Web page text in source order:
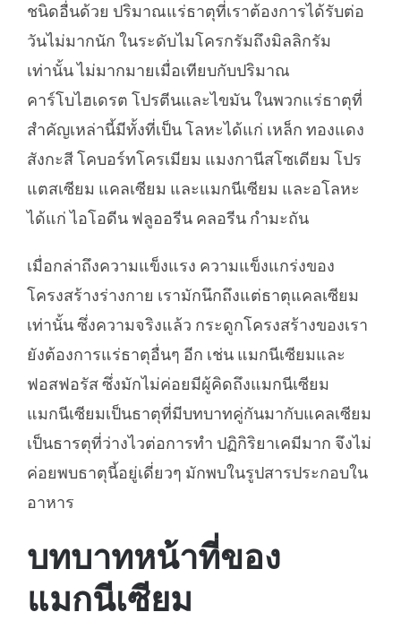
ชนิดอื่นด้วย ปริมาณแร่ธาตุที่เราต้องการได้รับต่อ
วันไม่มากนัก ในระดับไมโครกรัมถึงมิลลิกรัม
เท่านั้น ไม่มากมายเมื่อเทียบกับปริมาณ
คาร์โบไฮเดรต โปรตีนและไขมัน ในพวกแร่ธาตุที่
สำคัญเหล่านี้มีทั้งที่เป็น โลหะได้แก่ เหล็ก ทองแดง
สังกะสี โคบอร์ทโครเมียม แมงกานีสโซเดียม โปร
แตสเซียม แคลเซียม และแมกนีเซียม และอโลหะ
ได้แก่ ไอโอดีน ฟลูออรีน คลอรีน กำมะถัน
เมื่อกล่าถึงความแข็งแรง ความแข็งแกร่งของ
โครงสร้างร่างกาย เรามักนึกถึงแต่ธาตุแคลเซียม
เท่านั้น ซึ่งความจริงแล้ว กระดูกโครงสร้างของเรา
ยังต้องการแร่ธาตุอื่นๆ อีก เช่น แมกนีเซียมและ
ฟอสฟอรัส ซึ่งมักไม่ค่อยมีผู้คิดถึงแมกนีเซียม
แมกนีเซียมเป็นธาตุที่มีบทบาทคู่กันมากับแคลเซียม
เป็นธารตุที่ว่างไวต่อการทำ ปฏิกิริยาเคมีมาก จึงไม่
ค่อยพบธาตุนี้อยู่เดี่ยวๆ มักพบในรูปสารประกอบใน
อาหาร
บทบาทหน้าที่ของ
แมกนีเซียม